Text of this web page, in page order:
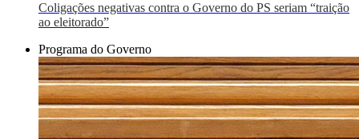
Coligações negativas contra o Governo do PS seriam “traição
ao eleitorado”
Programa do Governo